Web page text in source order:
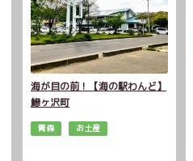
海が目の前！【海の駅わんど】
鰺ヶ沢町
青森 お土産